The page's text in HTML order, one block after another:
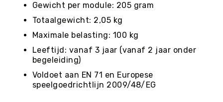
Volleybal
Waterpolo
Yoga
&
Meditatie
Yoga
Gewicht per module: 205 gram
Totaalgewicht: 2,05 kg
Maximale belasting: 100 kg
Leeftijd: vanaf 3 jaar (vanaf 2 jaar onder
begeleiding)
Voldoet aan EN 71 en Europese
speelgoedrichtlijn 2009/48/EG